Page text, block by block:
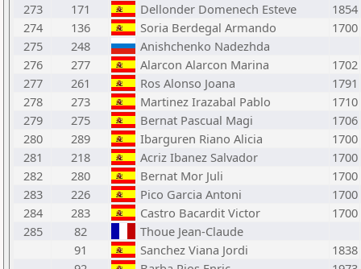
273
171 Dellonder Domenech Esteve
1854
274
136 Soria Berdegal Armando
1700
275
248
Anishchenko Nadezhda
276
277 Alarcon Alarcon Marina
1702
277
261 Ros Alonso Joana
1791
278
273 Martinez Irazabal Pablo
1710
279
275 Bernat Pascual Magi
1706
280
289 Ibarguren Riano Alicia
1700
281
218 Acriz Ibanez Salvador
1700
282
280 Bernat Mor Juli
1700
283
226 Pico Garcia Antoni
1700
284
283 Castro Bacardit Victor
1700
285
82
Thoue Jean-Claude
91
Sanchez Viana Jordi
1838